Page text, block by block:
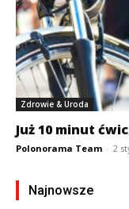
Zdrowie & Uroda
Już 10 minut
Polonorama Team - 2
Najnowsze